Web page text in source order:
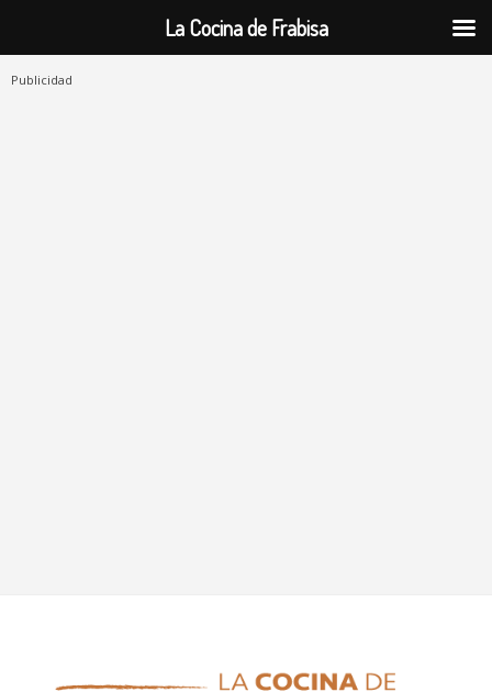
Publicidad
La Cocina de Frabisa